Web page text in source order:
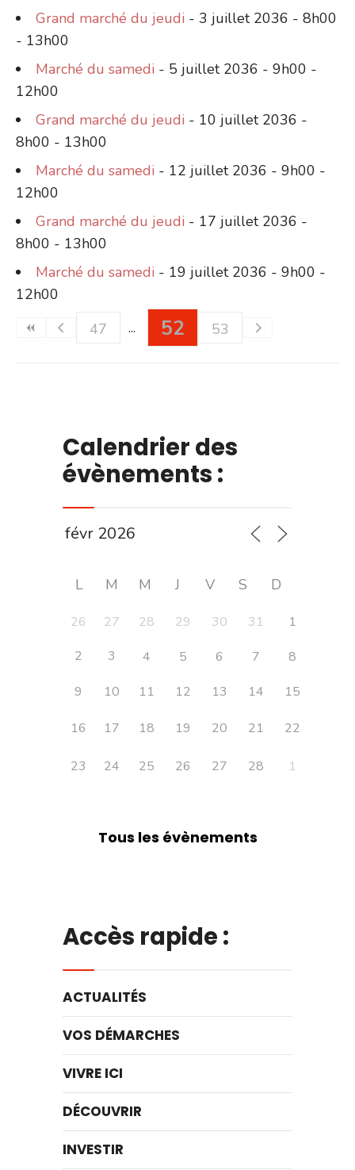
Grand marché du jeudi - 3 juillet 2036 - 8h00
- 13h00
Marché du samedi - 5 juillet 2036 - 9h00 -
12h00
Grand marché du jeudi - 10 juillet 2036 -
8h00 - 13h00
Marché du samedi - 12 juillet 2036 - 9h00 -
12h00
Grand marché du jeudi - 17 juillet 2036 -
8h00 - 13h00
Marché du samedi - 19 juillet 2036 - 9h00 -
12h00
47
52 53
Calendrier des
évènements :
L M M J V S D
26 27 28 29 30 31
1
2
3 4 5 6 7
8
9
10 11 12 13 14 15
16 17 18 19 20 21 22
23 24 25 26 27 28 1
Tous les évènements
Accès rapide :
ACTUALITÉS
VOS DÉMARCHES
VIVRE ICI
DÉCOUVRIR
INVESTIR